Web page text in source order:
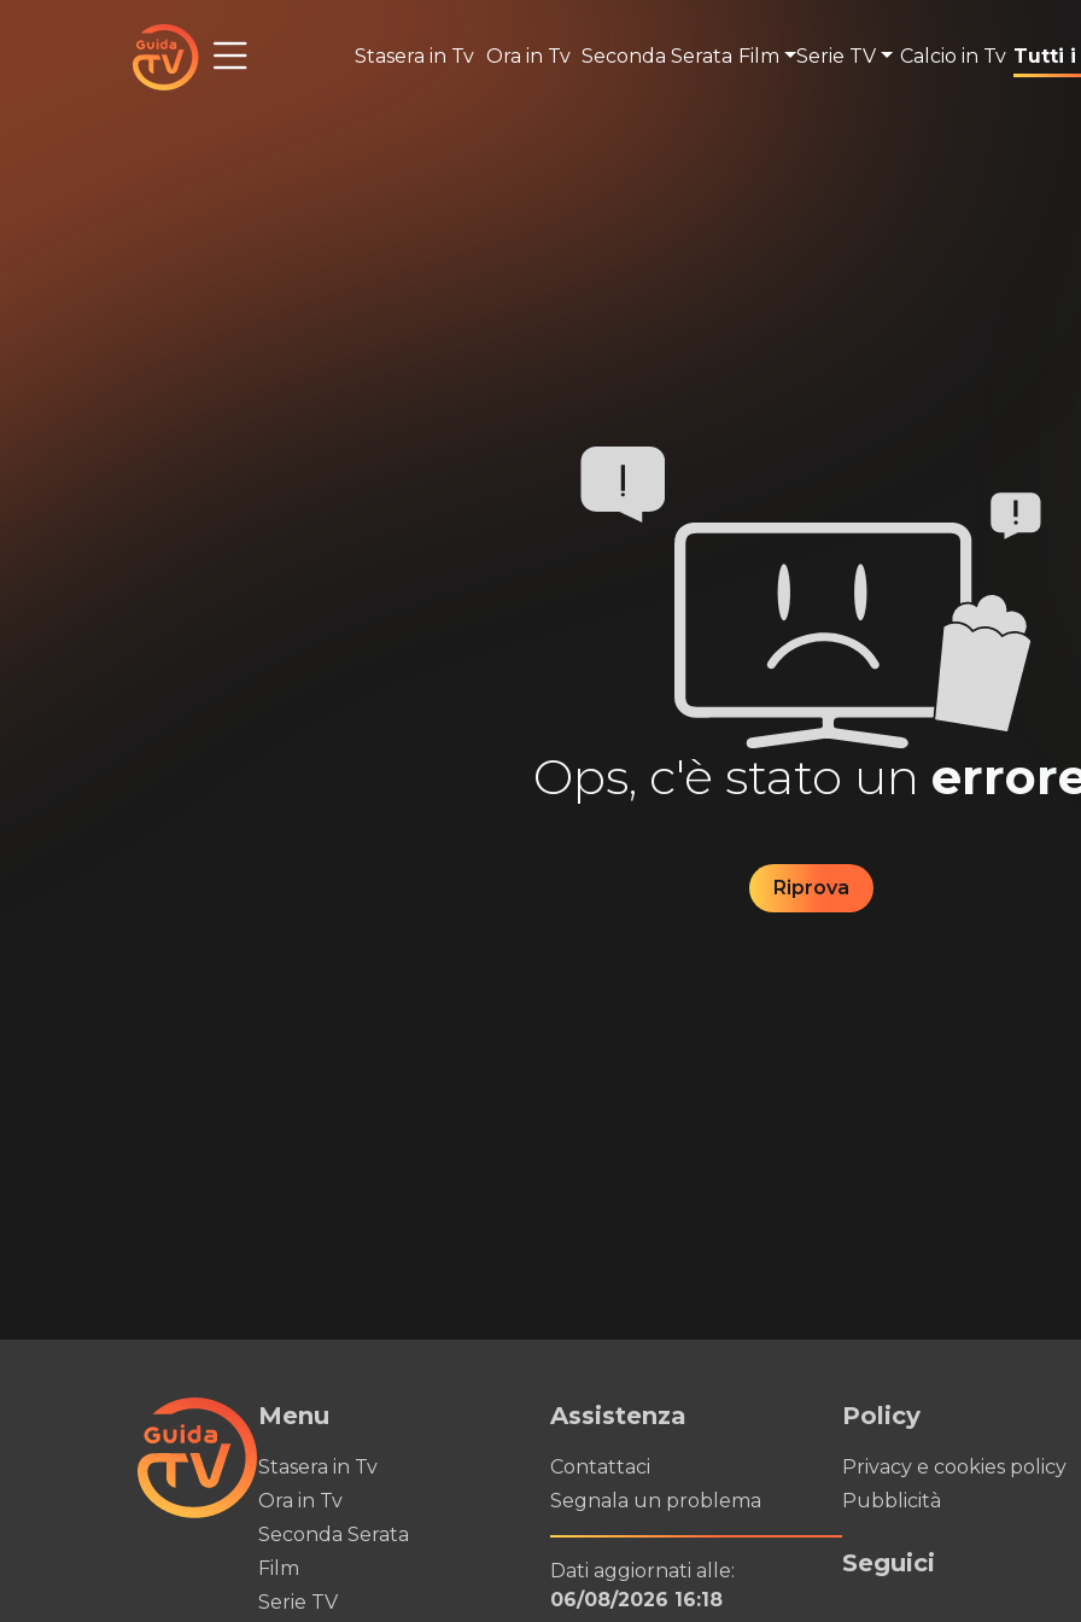
Stasera in Tv Ora in Tv Seconda Serata Film Serie TV Calcio in Tv Tutti i
Ops, c'è stato un
Riprova
Menu
Stasera in Tv
Ora in Tv
Seconda Serata
Film
Serie TV
Assistenza
Contattaci
Segnala un problema
Dati aggiornati alle:
06/08/2026 16:18
Policy
Privacy e cookies policy
Pubblicità
Seguici